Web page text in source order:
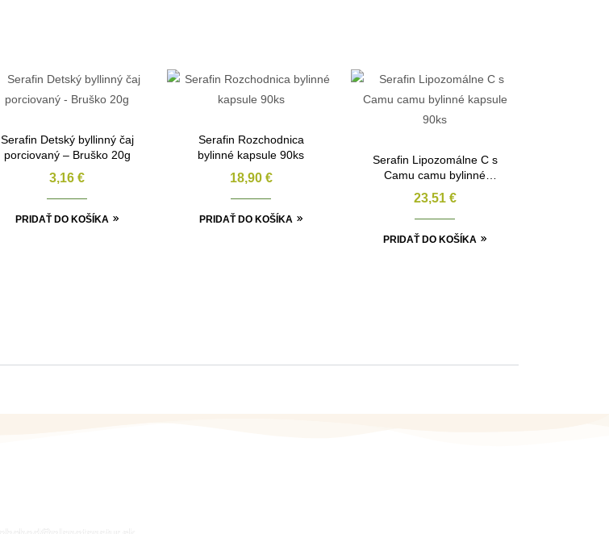
Serafin Detský byllinný čaj
porciovaný – Bruško 20g
3,16 €
PRIDAŤ DO KOŠÍKA
Serafin Rozchodnica
bylinné kapsule 90ks
18,90 €
PRIDAŤ DO KOŠÍKA
Serafin Lipozomálne C s
Camu camu bylinné
kapsule 90ks
23,51 €
PRIDAŤ DO KOŠÍKA